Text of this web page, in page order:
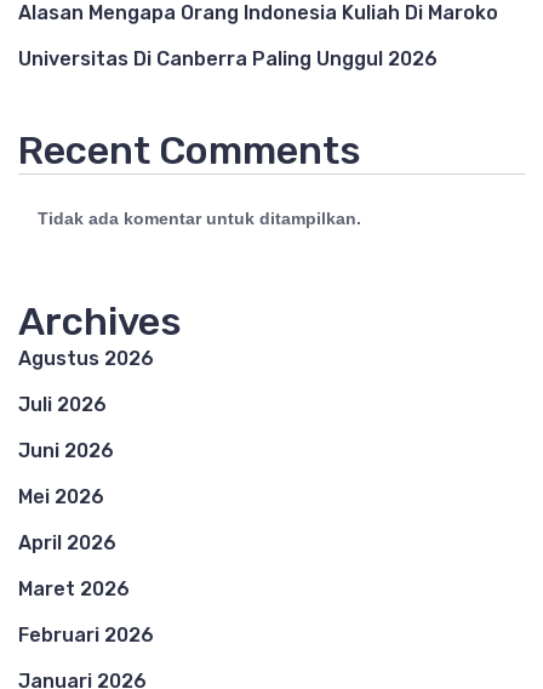
Alasan Mengapa Orang Indonesia Kuliah Di Maroko
Universitas Di Canberra Paling Unggul 2026
Recent Comments
Tidak ada komentar untuk ditampilkan.
Archives
Agustus 2026
Juli 2026
Juni 2026
Mei 2026
April 2026
Maret 2026
Februari 2026
Januari 2026